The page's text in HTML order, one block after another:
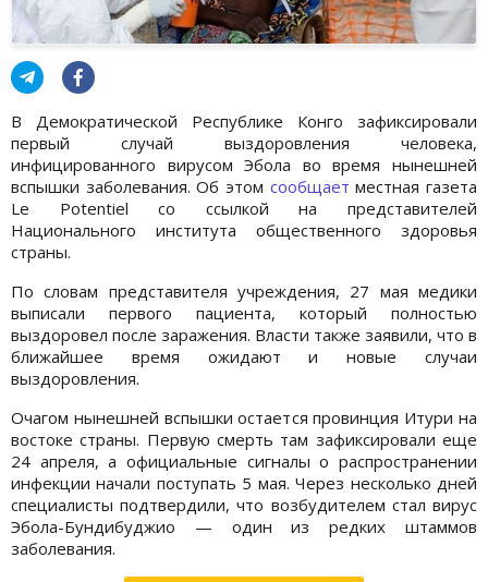
В Демократической Республике Конго зафиксировали
первый случай выздоровления человека,
инфицированного вирусом Эбола во время нынешней
вспышки заболевания. Об этом сообщает местная газета
Le Potentiel со ссылкой на представителей
Национального института общественного здоровья
страны.
По словам представителя учреждения, 27 мая медики
выписали первого пациента, который полностью
выздоровел после заражения. Власти также заявили, что в
ближайшее время ожидают и новые случаи
выздоровления.
Очагом нынешней вспышки остается провинция Итури на
востоке страны. Первую смерть там зафиксировали еще
24 апреля, а официальные сигналы о распространении
инфекции начали поступать 5 мая. Через несколько дней
специалисты подтвердили, что возбудителем стал вирус
Эбола-Бундибуджио — один из редких штаммов
заболевания.